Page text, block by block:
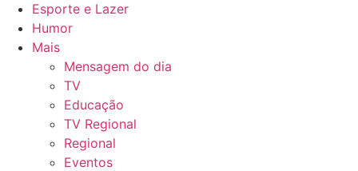
Esporte e Lazer
Humor
Mais
Mensagem do dia
TV
Educação
TV Regional
Regional
Eventos